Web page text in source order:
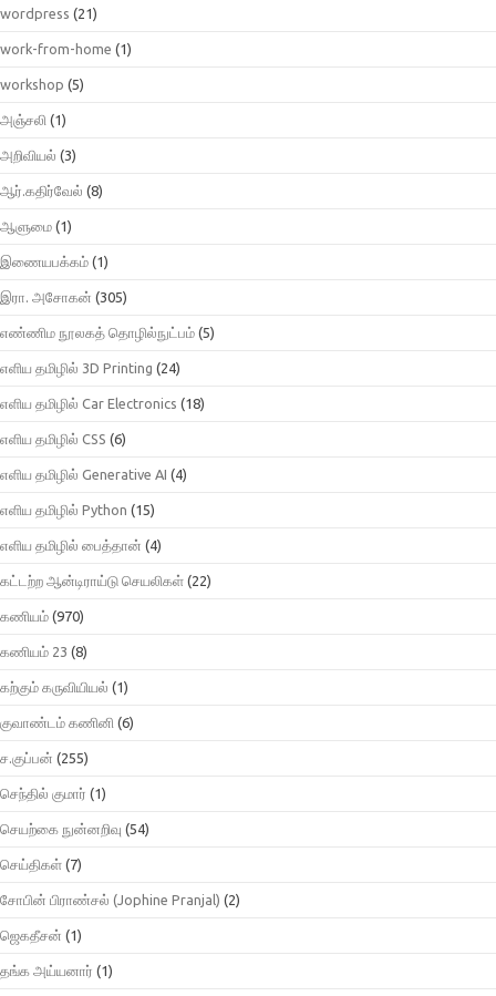
wordpress (21)
work-from-home (1)
workshop (5)
அஞ்சலி (1)
அறிவியல் (3)
ஆர்.கதிர்வேல் (8)
ஆளுமை (1)
இணையபக்கம் (1)
இரா. அசோகன் (305)
எண்ணிம நூலகத் தொழில்நுட்பம் (5)
எளிய தமிழில் 3D Printing (24)
எளிய தமிழில் Car Electronics (18)
எளிய தமிழில் CSS (6)
எளிய தமிழில் Generative AI (4)
எளிய தமிழில் Python (15)
எளிய தமிழில் பைத்தான் (4)
கட்டற்ற ஆன்டிராய்டு செயலிகள் (22)
கணியம் (970)
கணியம் 23 (8)
கற்கும் கருவியியல் (1)
குவாண்டம் கணினி (6)
ச.குப்பன் (255)
செந்தில் குமார் (1)
செயற்கை நுன்னறிவு (54)
செய்திகள் (7)
சோபின் பிராண்சல் (Jophine Pranjal) (2)
ஜெகதீசன் (1)
தங்க அய்யனார் (1)